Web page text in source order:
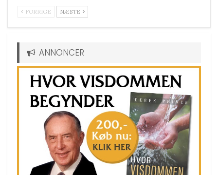
FORRIGE NÆSTE
ANNONCER